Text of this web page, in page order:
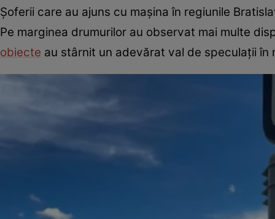
Șoferii care au ajuns cu mașina în regiunile
Pe marginea drumurilor au observat mai multe
obiecte au stârnit un adevărat val de speculații în